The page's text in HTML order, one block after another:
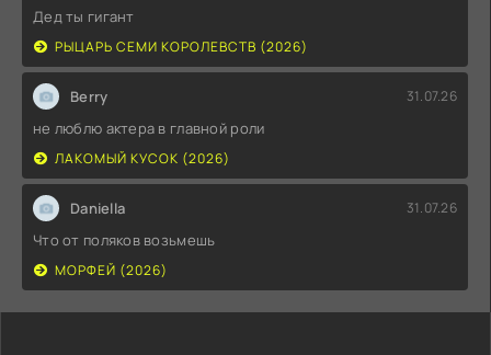
Дед ты гигант
РЫЦАРЬ СЕМИ КОРОЛЕВСТВ (2026)
Berry 31.07.26
не люблю актера в главной роли
ЛАКОМЫЙ КУСОК (2026)
Daniella 31.07.26
Что от поляков возьмешь
МОРФЕЙ (2026)